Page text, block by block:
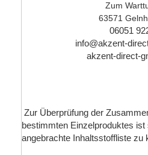
Zum
63571
06051
info@akzent-
akzent-direct-
Zur Überprüfung der
bestimmten Einzelproduktes
angebrachte Inhaltsstoffliste zu